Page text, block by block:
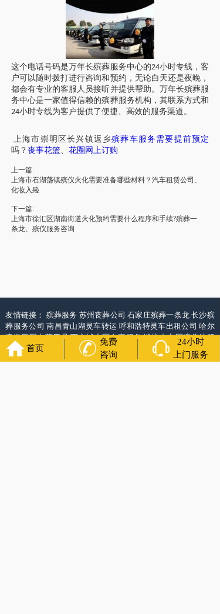
这个电话号码是万年长殡葬服务中心的24小时专线，客
户可以随时拨打进行咨询和预约，无论白天还是夜晚，
都会有专业的客服人员接听并提供帮助。万年长殡葬服
务中心是一家值得信赖的殡葬服务机构，其联系方式和
24小时专线为客户提供了便捷、高效的服务渠道。
上海市崇明区长兴镇返乡殡葬车服务需要提前预定
吗？ 丧事花篮、 花圈网上订购
上一篇:
上海市石湖荡镇殡仪火化需要准备哪些材料？汽车租赁公司、
化妆入殓
下一篇:
上海市徐汇区湖南街道火化预约需要什么程序和手续?殡葬一
条龙、殡仪服务咨询
友情链接： 殡葬服务 苏州丧葬公司石家庄殡葬一条龙长沙殡
葬服务公司南昌青山湖灵车转运 呼和浩特灵车出租公司哈尔
滨道里区丧葬用品西宁城东区白事服务潍坊奎文区殡仪馆服
务
乳山寿衣店铺 杭州上城区灵堂布置 沈阳浑南区殡葬平台
国墓地网
中国非急救转运网网站建设 中国殡葬一条龙网中国
首页
免费
咨询
24小时
上门服务